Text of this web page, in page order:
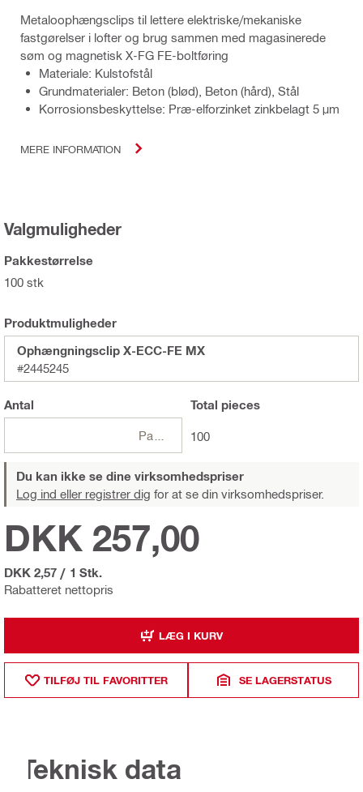
Metaloophængsclips til lettere elektriske/mekaniske
fastgørelser i lofter og brug sammen med magasinerede
søm og magnetisk X-FG FE-boltføring
Materiale: Kulstofstål
Grundmaterialer: Beton (blød), Beton (hård), Stål
Korrosionsbeskyttelse: Præ-elforzinket zinkbelagt 5 μm
MERE INFORMATION
Valgmuligheder
Pakkestørrelse
100 stk
Produktmuligheder
Ophængningsclip X-ECC-FE MX
#2445245
Antal Total pieces
100
Du kan ikke se dine virksomhedspriser
Log ind eller registrer dig for at se din virksomhedspriser.
Rabatteret nettopris
DKK 257,00
DKK 2,57 / 1 Stk.
LÆG I KURV
TILFØJ TIL FAVORITTER SE LAGERSTATUS
Teknisk data